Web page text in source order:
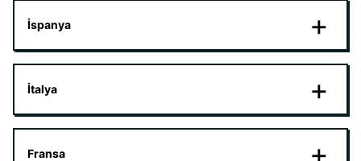
İspanya
İtalya
Fransa